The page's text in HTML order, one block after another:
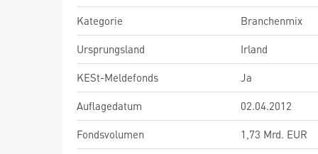
Kategorie
Branchenmix
Ursprungsland
Irland
KESt-Meldefonds
Ja
Auflagedatum
02.04.2012
Fondsvolumen
1,73 Mrd. EUR